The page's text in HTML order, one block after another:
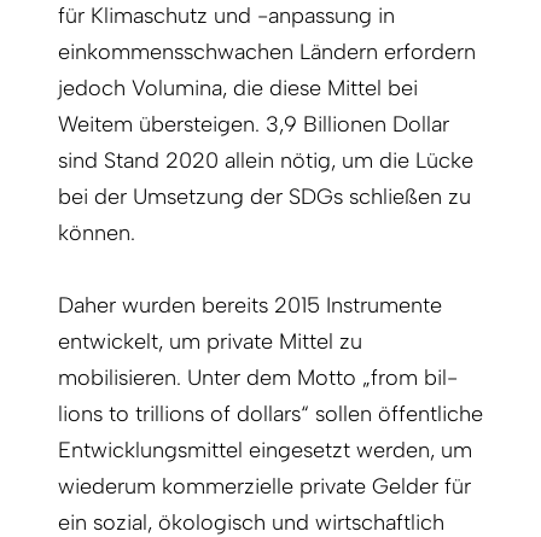
für Klimaschutz und -anpassung in
einkommensschwachen Ländern erfordern
jedoch Volumina, die diese Mittel bei
Weitem übersteigen. 3,9 Billionen Dollar
sind Stand 2020 allein nötig, um die Lücke
bei der Umsetzung der SDGs schließen zu
können.
Daher wurden bereits 2015 Instrumente
entwickelt, um private Mittel zu
mobilisieren. Unter dem Motto „from bil­
lions to trillions of dollars“ sollen öffentliche
Entwicklungsmittel eingesetzt werden, um
wiederum kommerzielle private Gelder für
ein sozial, ökologisch und wirtschaftlich